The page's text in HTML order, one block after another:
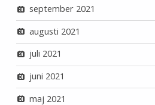
september 2021
augusti 2021
juli 2021
juni 2021
maj 2021